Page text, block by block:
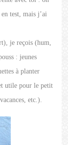
test, mais j’ai
je reçois (hum,
: jeunes
à planter
utile pour le petit
etc.).